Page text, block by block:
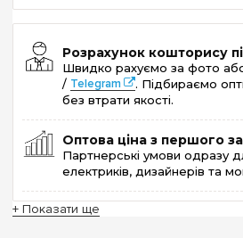
Розрахунок кошторису
Швидко рахуємо за фото
/ Telegram
. Підбираємо
без втрати якості.
Оптова ціна з першого
Партнерські умови одразу
електриків, дизайнерів та
+ Показати ще